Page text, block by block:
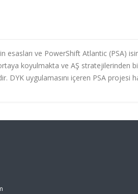
esasları ve PowerShift Atlantic (PSA)
koyulmakta ve AŞ stratejilerinden
DYK uygulamasını içeren PSA projesi